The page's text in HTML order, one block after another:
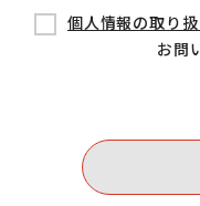
個人情報の取り
お問